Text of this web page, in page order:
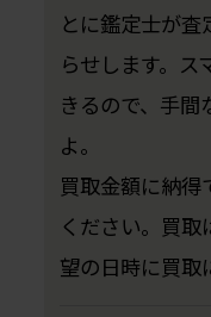
とに鑑定士が
らせします。ス
きるので、手間
よ。
買取金額に納
ください。買
望の日時に買取